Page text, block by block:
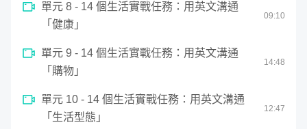
📍﻿ 更多贈品資訊，請見資訊頁下方
單元 8 - 14 個生活實戰任務：用英文溝通
「健康」
09:10
單元 9 - 14 個生活實戰任務：用英文溝通
「購物」
14:48
單元 10 - 14 個生活實戰任務：用英文溝通
「生活型態」
12:47